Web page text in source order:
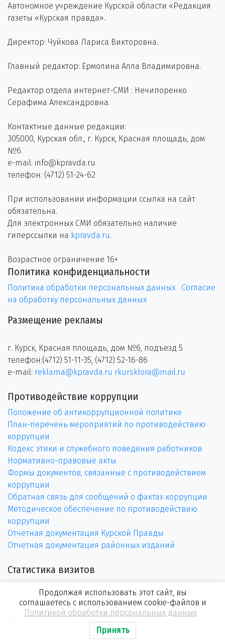
Автономное учреждение Курской области «Редакция
газеты «Курская правда».
Директор: Чуйкова Лариса Викторовна.
Главный редактор: Ермолина Алла Владимировна.
Редактор отдела интернет-СМИ : Нечипоренко
Серафима Александровна.
Контактные данные редакции:
305000, Курская обл., г. Курск, Красная площадь, дом
№6.
e-mail: info@kpravda.ru
телефон: (4712) 51-24-62
При использовании информации ссылка на сайт
обязательна.
Для электронных СМИ обязательно наличие
гиперссылки на kpravda.ru.
Возрастное ограничение 16+
Политика конфиденциальности
Политика обработки персональных данных
Согласие
на обработку персональных данных
Размещение рекламы
г. Курск, Красная площадь, дом №6, подъезд 5
телефон:(4712) 51-11-35, (4712) 52-16-86
e-mail: reklama@kpravda.ru rkursklora@mail.ru
Противодействие коррупции
Положение об антикоррупционной политике
План-перечень мероприятий по противодействию
коррупции
Кодекс этики и служебного поведения работников
Нормативно-правовые акты
Формы документов, связанные с противодействием
коррупции
Обратная связь для сообщений о фактах коррупции
Методическое обеспечение по противодействию
коррупции
Отчетная документация Курской Правды
Отчетная документация районных изданий
Статистика визитов
Продолжая использовать этот сайт, вы
соглашаетесь с использованием cookie-файлов и
Политикой обработки персональных данных
Принять